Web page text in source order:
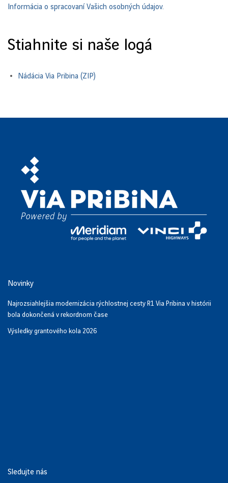
Informácia o spracovaní Vašich osobných údajov.
Stiahnite si naše logá
Nádácia Via Pribina (ZIP)
Novinky
Najrozsiahlejšia modernizácia rýchlostnej cesty R1 Via Pribina v histórii
bola dokončená v rekordnom čase
Výsledky grantového kola 2026
Sledujte nás